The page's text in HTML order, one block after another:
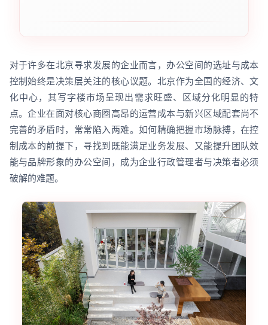
对于许多在北京寻求发展的企业而言，办公空间的选址与成本
控制始终是决策层关注的核心议题。北京作为全国的经济、文
化中心，其写字楼市场呈现出需求旺盛、区域分化明显的特
点。企业在面对核心商圈高昂的运营成本与新兴区域配套尚不
完善的矛盾时，常常陷入两难。如何精确把握市场脉搏，在控
制成本的前提下，寻找到既能满足业务发展、又能提升团队效
能与品牌形象的办公空间，成为企业行政管理者与决策者必须
破解的难题。